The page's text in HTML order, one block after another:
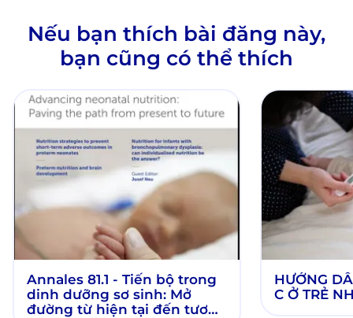
Nếu bạn thích bài đăng này,
bạn cũng có thể thích
Annales 81.1 - Tiến bộ trong
dinh dưỡng sơ sinh: Mở
đường từ hiện tại đến tương
HƯỚNG
C Ở TRẺ